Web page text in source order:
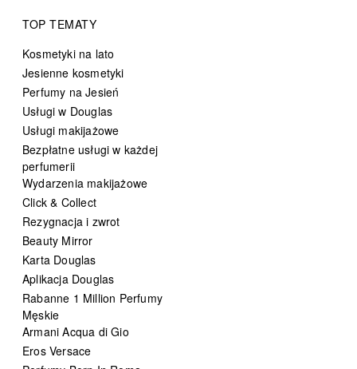
TOP TEMATY
Kosmetyki na lato
Jesienne kosmetyki
Perfumy na Jesień
Usługi w Douglas
Usługi makijażowe
Bezpłatne usługi w każdej
perfumerii
Wydarzenia makijażowe
Click & Collect
Rezygnacja i zwrot
Beauty Mirror
Karta Douglas
Aplikacja Douglas
Rabanne 1 Million Perfumy
Męskie
Armani Acqua di Gio
Eros Versace